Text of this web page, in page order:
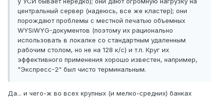
центральный сервер (надеюсь, все же кластер); они
порождают проблемы с местной печатью объемных
WYSiWYG-документов (поэтому их рационально
использовать в локалке со стандартным удаленным
рабочим столом, но не на 128 к/с) и т.п. Круг их
эффективного применения хорошо известен, например,
"Экспресс-2" был чисто терминальным.
Да... и чего-ж во всех крупных (и мелко-средних) банках